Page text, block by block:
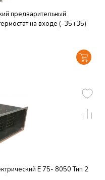
предварительный
на входе (-35+35)
E 75- 8050 Тип 2